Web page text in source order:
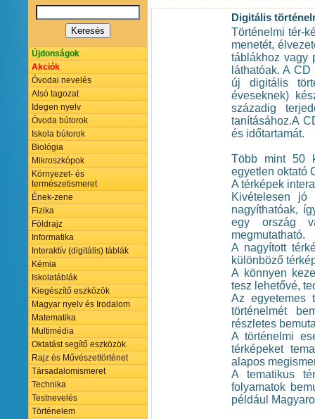
Újdonságok
Akciók
Óvodai nevelés
Alsó tagozat
Idegen nyelv
Óvoda bútorok
Iskola bútorok
Biológia
Mikroszkópok
Környezet- és
természetismeret
Ének-zene
Fizika
Földrajz
Informatika
Interaktív (digitális) táblák
Kémia
Iskolatáblák
Kiegészítő eszközök
Magyar nyelv és Irodalom
Matematika
Multimédia
Oktatást segítő eszközök
Rajz és Művészettörténet
Társadalomismeret
Technika
Testnevelés
Történelem
Digitális
Történelmi tér-
menetét,
táblákhoz vagy
láthatóak. A
új digitális
éveseknek)
századig
tanításához.A
és időtartamát.
Több mint 50
egyetlen oktató
A térképek
Kivételesen jó
nagyíthatóak,
egy ország
megmutatható.
A nagyított
különböző
A könnyen
tesz lehetővé,
Az egyetemes
történelmét
részletes
A történelmi
térképeket
alapos
A tematikus
folyamatok
például